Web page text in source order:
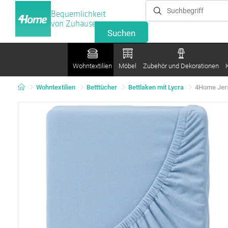
Bequemlichkeit
von Zuhause
Wohntextilien Möbel Zubehör und Dekorationen
Wohntextilien Betttücher Bettlaken mit Lycra 4Home